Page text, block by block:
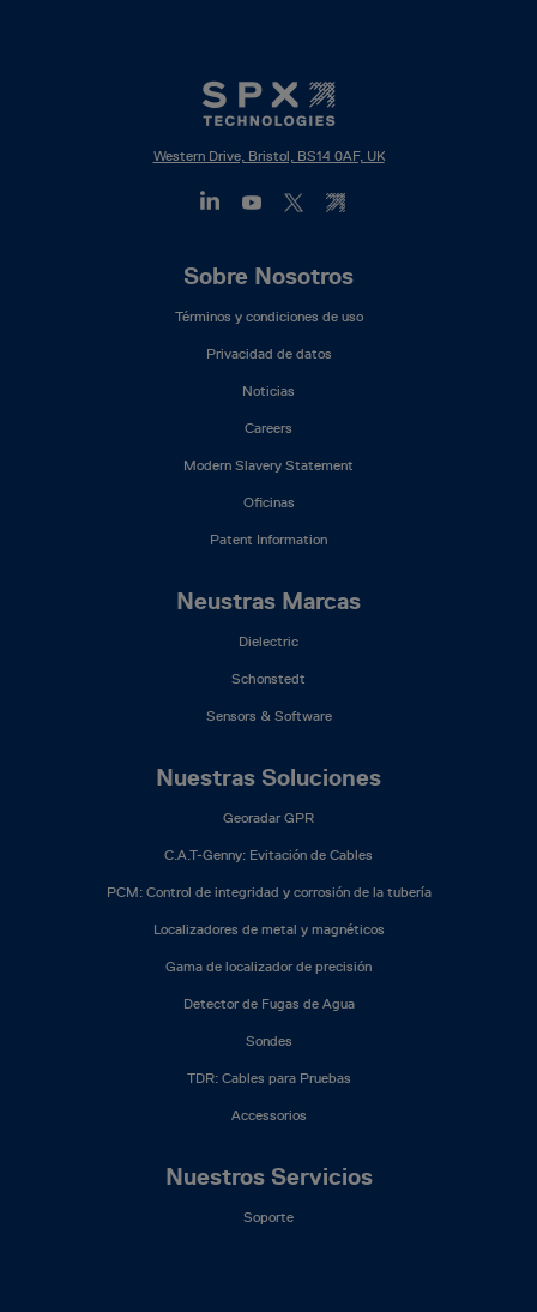
Western Drive, Bristol, BS14 0AF, UK
Sobre Nosotros
Términos y condiciones de uso
Privacidad de datos
Noticias
Careers
Modern Slavery Statement
Oficinas
Patent Information
Neustras Marcas
Dielectric
Schonstedt
Sensors & Software
Nuestras Soluciones
Georadar GPR
C.A.T-Genny: Evitación de Cables
PCM: Control de integridad y corrosión de la tubería
Localizadores de metal y magnéticos
Gama de localizador de precisión
Detector de Fugas de Agua
Sondes
TDR: Cables para Pruebas
Accessorios
Nuestros Servicios
Soporte